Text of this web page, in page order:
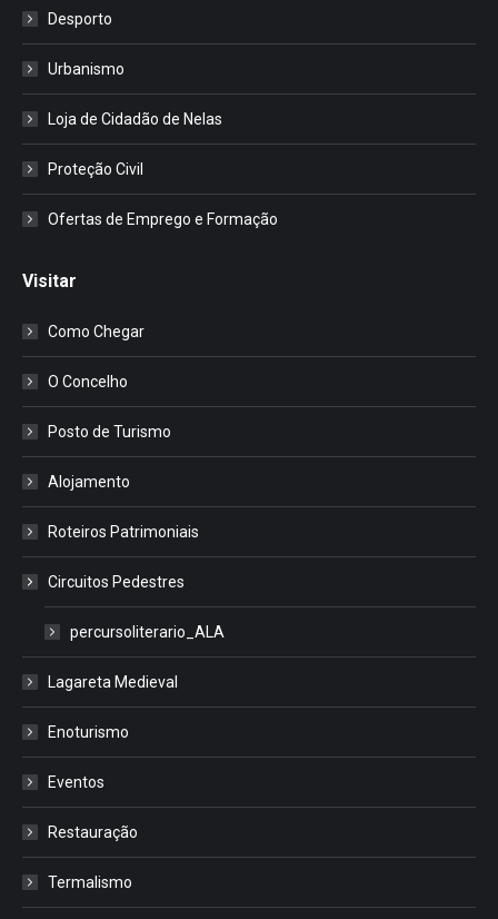
Desporto
Urbanismo
Loja de Cidadão de Nelas
Proteção Civil
Ofertas de Emprego e Formação
Visitar
Como Chegar
O Concelho
Posto de Turismo
Alojamento
Roteiros Patrimoniais
Circuitos Pedestres
percursoliterario_ALA
Lagareta Medieval
Enoturismo
Eventos
Restauração
Termalismo